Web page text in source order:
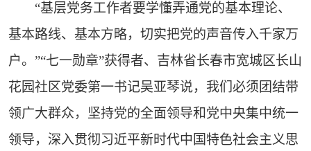
“基层党务工作者要学懂弄通党的基本理论、
基本路线、基本方略，切实把党的声音传入千家万
户。”“七一勋章”获得者、吉林省长春市宽城区长山
花园社区党委第一书记吴亚琴说，我们必须团结带
领广大群众，坚持党的全面领导和党中央集中统一
领导，深入贯彻习近平新时代中国特色社会主义思